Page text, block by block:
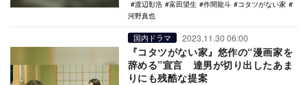
渡辺彰浩
富田望生 作間龍斗
コタツがない家
河野真也
国内ドラマ 2023.11.30 06:00
『コタツがない家』悠作の“漫画家を
辞める”宣言 達男が切り出したあま
りにも残酷な提案